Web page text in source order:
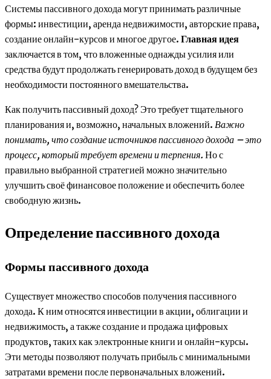
Системы пассивного дохода могут принимать различные
формы: инвестиции, аренда недвижимости, авторские права,
создание онлайн-курсов и многое другое. Главная идея
заключается в том, что вложенные однажды усилия или
средства будут продолжать генерировать доход в будущем без
необходимости постоянного вмешательства.
Как получить пассивный доход? Это требует тщательного
планирования и, возможно, начальных вложений. Важно
понимать, что создание источников пассивного дохода – это
процесс, который требует времени и терпения. Но с
правильно выбранной стратегией можно значительно
улучшить своё финансовое положение и обеспечить более
свободную жизнь.
Определение пассивного дохода
Формы пассивного дохода
Существует множество способов получения пассивного
дохода. К ним относятся инвестиции в акции, облигации и
недвижимость, а также создание и продажа цифровых
продуктов, таких как электронные книги и онлайн-курсы.
Эти методы позволяют получать прибыль с минимальными
затратами времени после первоначальных вложений.